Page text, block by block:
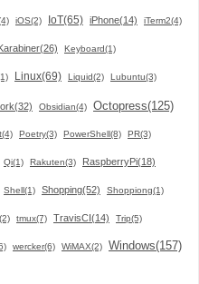
iOS(2) IoT(65) iPhone(14) iTerm2(4)
Keyboard(1)
Linux(69) Liquid(2) Lubuntu(3)
Obsidian(4) Octopress(125)
Poetry(3) PowerShell(8) PR(3)
Qi(1) Rakuten(3) RaspberryPi(18)
Shell(1) Shopping(52) Shoppiong(1)
tmux(7) TravisCI(14) Trip(5)
wercker(6) WiMAX(2) Windows(157)